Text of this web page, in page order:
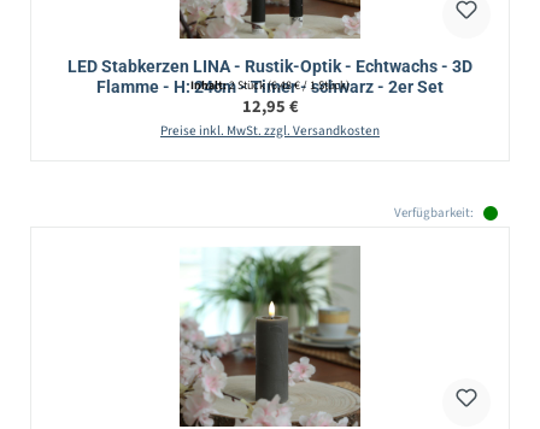
LED Stabkerzen LINA - Rustik-Optik - Echtwachs - 3D
Flamme - H: 24cm - Timer - schwarz - 2er Set
Inhalt:2 Stück(6,48 € / 1 Stück)
Regulärer Preis:
12,95 €
Preise inkl. MwSt. zzgl. Versandkosten
Verfügbarkeit: